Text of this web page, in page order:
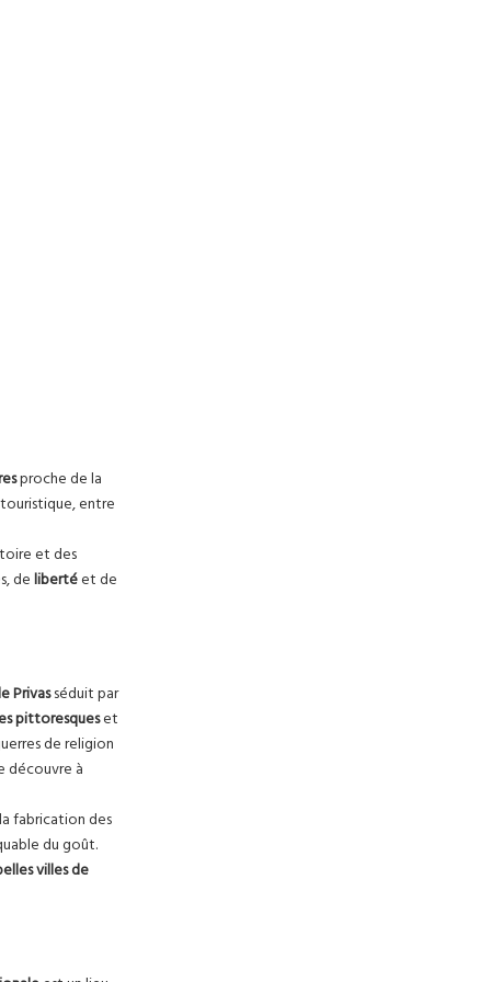
proche de la
entre
et des
delibertéet de
Privasséduit par
pittoresqueset
de religion
découvre à
fabrication des
du goût.
villes de